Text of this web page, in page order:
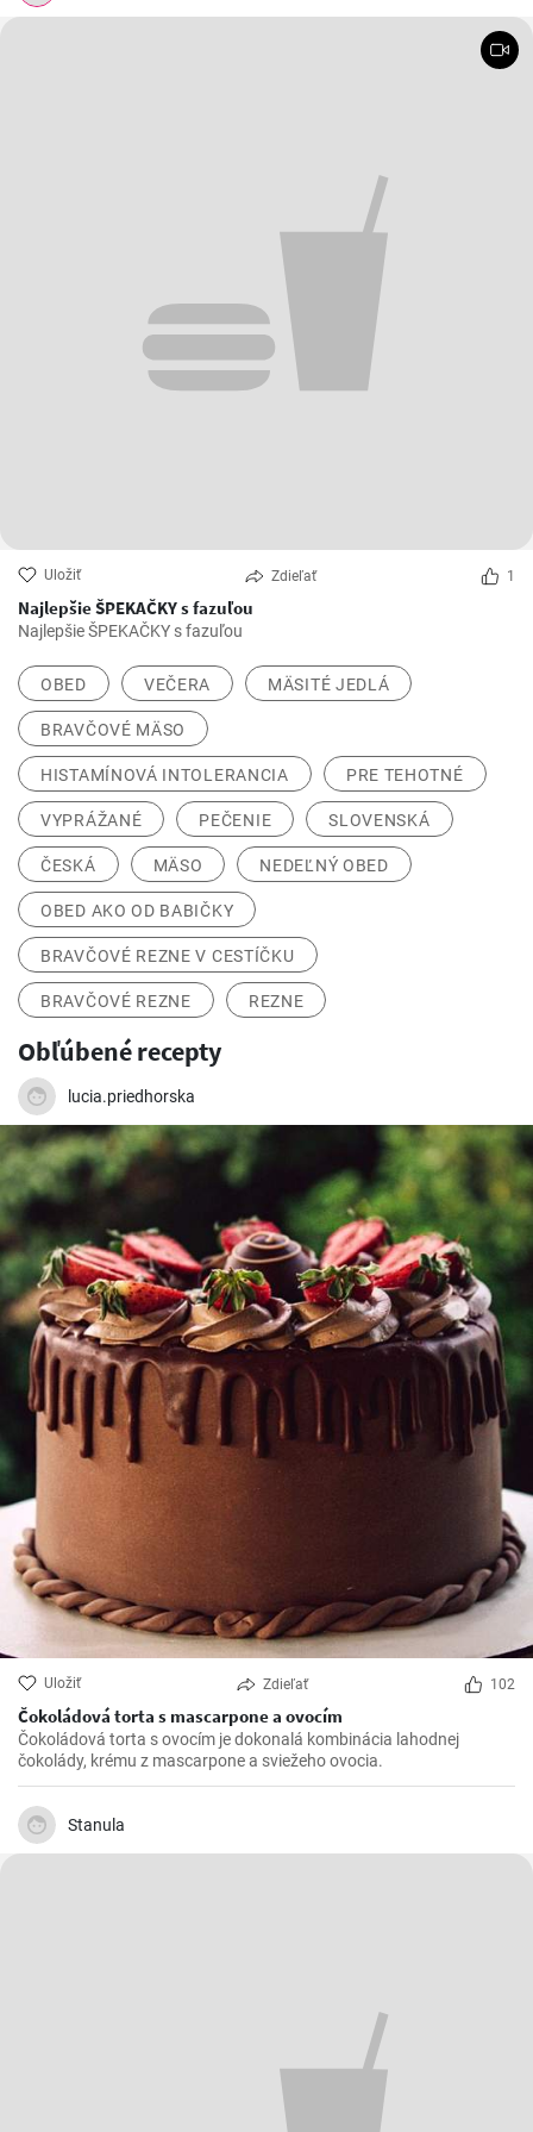
Uložiť Zdieľať 1
Najlepšie ŠPEKAČKY s fazuľou
Najlepšie ŠPEKAČKY s fazuľou
OBED VEČERA MÄSITÉ JEDLÁ
BRAVČOVÉ MÄSO
HISTAMÍNOVÁ INTOLERANCIA PRE TEHOTNÉ
VYPRÁŽANÉ PEČENIE SLOVENSKÁ
ČESKÁ MÄSO NEDEĽNÝ OBED
OBED AKO OD BABIČKY
BRAVČOVÉ REZNE V CESTÍČKU
BRAVČOVÉ REZNE REZNE
Obľúbené recepty
lucia.priedhorska
Uložiť Zdieľať 102
Čokoládová torta s mascarpone a ovocím
Čokoládová torta s ovocím je dokonalá kombinácia lahodnej
čokolády, krému z mascarpone a sviežeho ovocia.
Stanula